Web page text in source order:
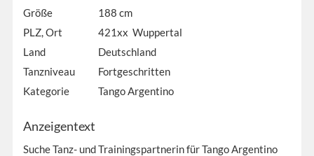
Größe
188 cm
PLZ, Ort
421xx Wuppertal
Land
Deutschland
Tanzniveau
Fortgeschritten
Kategorie
Tango Argentino
Anzeigentext
Suche Tanz- und Trainingspartnerin für Tango Argentino